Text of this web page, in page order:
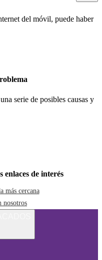
del móvil, puede haber
serie de posibles causas y
enlaces de interés
más cercana
nosotros